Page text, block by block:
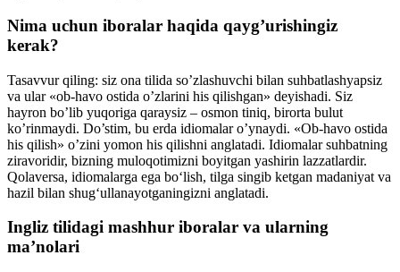
Nima uchun iboralar haqida qayg’urishingiz
kerak?
Tasavvur qiling: siz ona tilida so’zlashuvchi bilan suhbatlashyapsiz
va ular «ob-havo ostida o’zlarini his qilishgan» deyishadi. Siz
hayron bo’lib yuqoriga qaraysiz – osmon tiniq, birorta bulut
ko’rinmaydi. Do’stim, bu erda idiomalar o’ynaydi. «Ob-havo ostida
his qilish» o’zini yomon his qilishni anglatadi. Idiomalar suhbatning
ziravoridir, bizning muloqotimizni boyitgan yashirin lazzatlardir.
Qolaversa, idiomalarga ega bo‘lish, tilga singib ketgan madaniyat va
hazil bilan shug‘ullanayotganingizni anglatadi.
Ingliz tilidagi mashhur iboralar va ularning
ma’nolari